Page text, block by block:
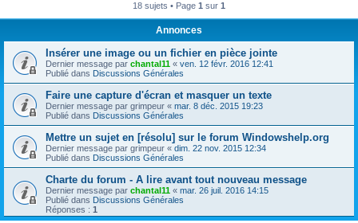
e
18 sujets • Page 1 sur 1
Annonces
Insérer une image ou un fichier en pièce jointe
Dernier message par chantal11 « ven. 12 févr. 2016 12:41
Publié dans Discussions Générales
Faire une capture d'écran et masquer un texte
Dernier message par grimpeur « mar. 8 déc. 2015 19:23
Publié dans Discussions Générales
Mettre un sujet en [résolu] sur le forum Windowshelp.org
Dernier message par grimpeur « dim. 22 nov. 2015 12:34
Publié dans Discussions Générales
Charte du forum - A lire avant tout nouveau message
Dernier message par chantal11 « mar. 26 juil. 2016 14:15
Publié dans Discussions Générales
Réponses : 1